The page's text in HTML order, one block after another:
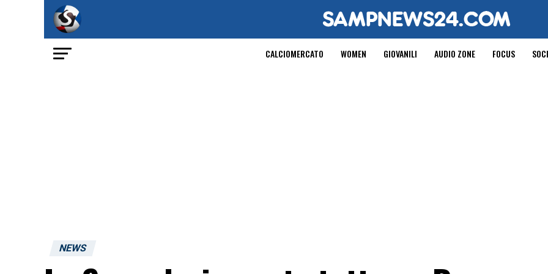
CALCIOMERCATO WOMEN GIOVANILI AUDIO ZONE FOCUS
NEWS